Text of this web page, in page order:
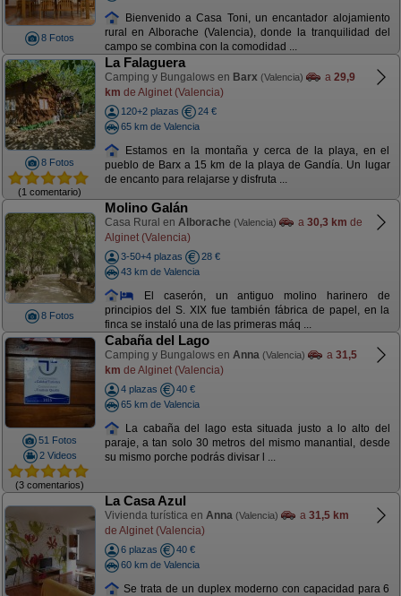
8 Fotos
Bienvenido a Casa Toni, un encantador alojamiento
rural en Alborache (Valencia), donde la tranquilidad del
campo se combina con la comodidad ...
8 Fotos
(1 comentario)
La Falaguera
Camping y Bungalows en Barx (Valencia) a 29,9
km de Alginet (Valencia)
120+2 plazas
24 €
65 km de Valencia
Estamos en la montaña y cerca de la playa, en el
pueblo de Barx a 15 km de la playa de Gandía. Un lugar
de encanto para relajarse y disfruta ...
8 Fotos
Molino Galán
Casa Rural en Alborache (Valencia) a 30,3 km de
Alginet (Valencia)
3-50+4 plazas
28 €
43 km de Valencia
El caserón, un antiguo molino harinero de
principios del S. XIX fue también fábrica de papel, en la
finca se instaló una de las primeras máq ...
51 Fotos
2 Videos
(3 comentarios)
Cabaña del Lago
Camping y Bungalows en Anna (Valencia) a 31,5
km de Alginet (Valencia)
4 plazas
40 €
65 km de Valencia
La cabaña del lago esta situada justo a lo alto del
paraje, a tan solo 30 metros del mismo manantial, desde
su mismo porche podrás divisar l ...
La Casa Azul
Vivienda turística en Anna (Valencia) a 31,5 km
de Alginet (Valencia)
6 plazas
40 €
60 km de Valencia
Se trata de un duplex moderno con capacidad para 6